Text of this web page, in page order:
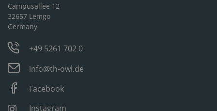
Campusallee 12
32657 Lemgo
Germany
+49 5261 702 0
info@th-owl.de
Facebook
Instagram